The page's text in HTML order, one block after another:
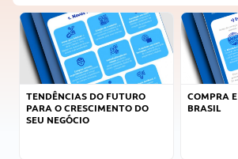
TENDÊNCIAS DO FUTURO
PARA O CRESCIMENTO DO
SEU NEGÓCIO
COMPRA
BRASIL